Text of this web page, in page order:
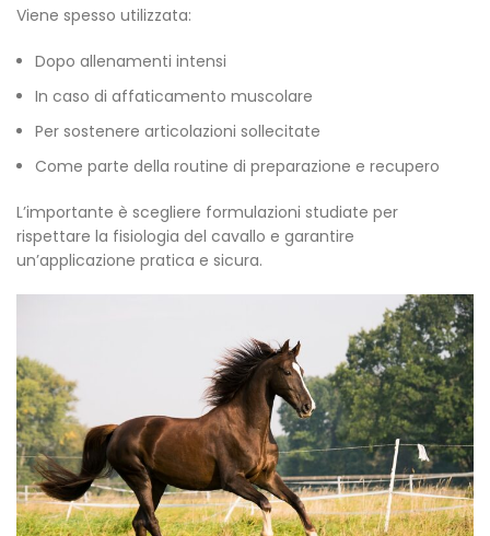
Viene spesso utilizzata:
Dopo allenamenti intensi
In caso di affaticamento muscolare
Per sostenere articolazioni sollecitate
Come parte della routine di preparazione e recupero
L’importante è scegliere formulazioni studiate per
rispettare la fisiologia del cavallo e garantire
un’applicazione pratica e sicura.